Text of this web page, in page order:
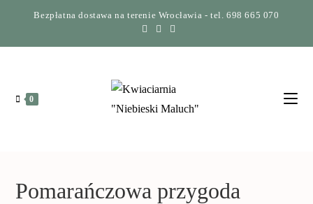
Bezpłatna dostawa na terenie Wrocławia - tel. 698 665 070
0
Pomarańczowa przygoda